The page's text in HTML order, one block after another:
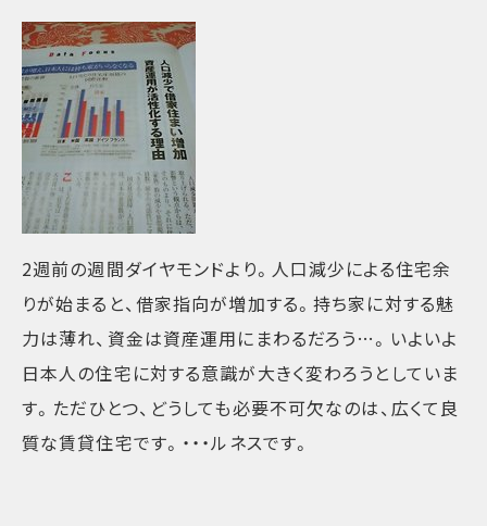
2週前の週間ダイヤモンドより。人口減少による住宅余
りが始まると、借家指向が増加する。持ち家に対する魅
力は薄れ、資金は資産運用にまわるだろう…。いよいよ
日本人の住宅に対する意識が大きく変わろうとしていま
す。ただひとつ、どうしても必要不可欠なのは、広くて良
質な賃貸住宅です。・・・ルネスです。